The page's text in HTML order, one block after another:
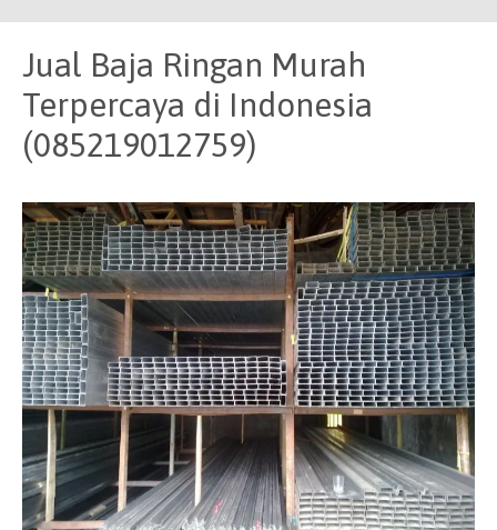
Jual Baja Ringan Murah
Terpercaya di Indonesia
(085219012759)